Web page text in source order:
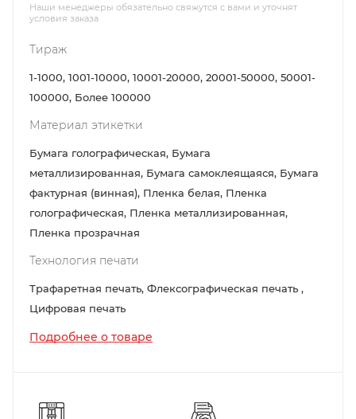
Наши менеджеры обязательно свяжутся с вами и уточнят
условия заказа
Тираж
1-1000, 1001-10000, 10001-20000, 20001-50000, 50001-
100000, Более 100000
Материал этикетки
Бумага голографическая, Бумага
металлизированная, Бумага самоклеящаяся, Бумага
фактурная (винная), Пленка белая, Пленка
голографическая, Пленка металлизированная,
Пленка прозрачная
Технология печати
Трафаретная печать, Флексографическая печать ,
Цифровая печать
Подробнее о товаре